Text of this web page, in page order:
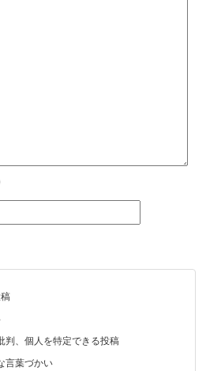
判、個人を特定できる投稿
言葉づかい